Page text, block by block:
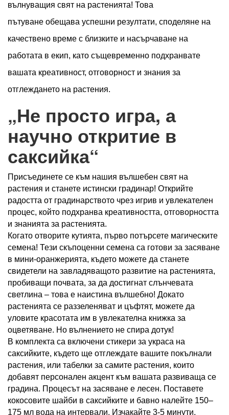
вълнуващия свят на растенията! Това
пътуване обещава успешни резултати, споделяне на
качествено време с близките и насърчаване на
работата в екип, като същевременно подхранвате
вашата креативност, отговорност и знания за
отглеждането на растения.
„Не просто игра, а
научно откритие в
саксийка“
Присъединете се към нашия вълшебен свят на
растения и станете истински градинар! Открийте
радостта от градинарството чрез игрив и увлекателен
процес, който подхранва креативността, отговорността
и знанията за растенията.
Когато отворите кутията, първо потърсете магическите
семена! Тези скъпоценни семена са готови за засяване
в мини-оранжерията, където можете да станете
свидетели на завладяващото развитие на растенията,
пробиващи почвата, за да достигнат слънчевата
светлина – това е наистина вълшебно! Докато
растенията се раззеленяват и цъфтят, можете да
уловите красотата им в увлекателна книжка за
оцветяване. Но вълнението не спира дотук!
В комплекта са включени стикери за украса на
саксийките, където ще отглеждате вашите покълнали
растения, или табелки за самите растения, които
добавят персонален акцент към вашата развиваща се
градина. Процесът на засяване е лесен. Поставете
кокосовите шайби в саксийките и бавно налейте 150–
175 мл вода на интервали. Изчакайте 3-5 минути,